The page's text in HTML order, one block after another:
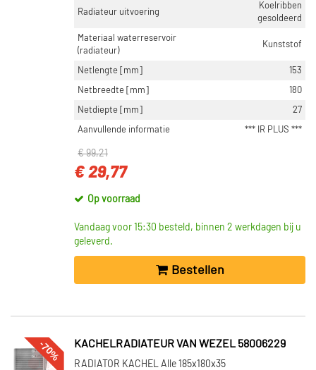
Radiateur uitvoering
Koelribben
gesoldeerd
Materiaal waterreservoir
(radiateur)
Kunststof
Netlengte [mm]
153
Netbreedte [mm]
180
Netdiepte [mm]
27
Aanvullende informatie
*** IR PLUS ***
€ 99,21
€ 29,77
Op voorraad
Vandaag voor 15:30 besteld, binnen 2 werkdagen bij u
geleverd.
Bestellen
-70% KACHELRADIATEUR VAN WEZEL 58006229
RADIATOR KACHEL Alle 185x180x35